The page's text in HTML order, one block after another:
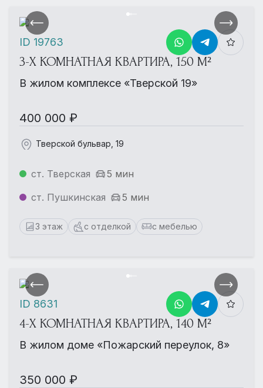
3-Х КОМНАТНАЯ КВАРТИРА, 150 М²
В жилом комплексе «Тверской 19»
400 000 ₽
Тверской бульвар, 19
ст. Тверская
5 мин
ст. Пушкинская
5 мин
3 этаж с отделкой с мебелью
ID 19763
4-Х КОМНАТНАЯ КВАРТИРА, 140 М²
В жилом доме «Пожарский переулок, 8»
350 000 ₽
ID 8631